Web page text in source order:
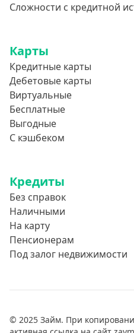
Сложности с кредитной
Карты
Кредитные карты
Дебетовые карты
Виртуальные
Бесплатные
Выгодные
С кэшбеком
Кредиты
Без справок
Наличными
На карту
Пенсионерам
Под залог недвижимости
© 2025 Займ. При